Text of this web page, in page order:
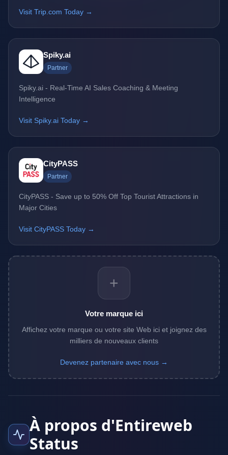
Visit Trip.com Today →
Spiky.ai
Partner
Spiky.ai - Real-Time AI Sales Coaching & Meeting
Intelligence
Visit Spiky.ai Today →
CityPASS
Partner
CityPASS - Save up to 50% Off Top Tourist Attractions in
Major Cities
Visit CityPASS Today →
+
Votre marque ici
Affichez votre marque ou votre site Web ici et joignez des
milliers de nouveaux clients
Devenez partenaire avec nous →
À propos d'Entireweb
Status